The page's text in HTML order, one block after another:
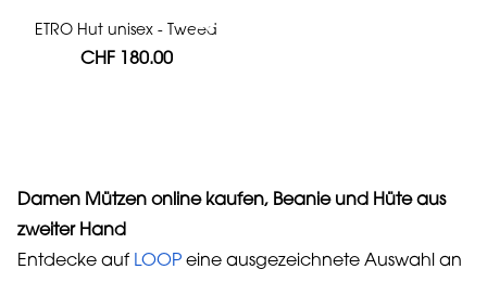
ETRO Hut unisex - Tweed
CHF 180.00
Damen Mützen online kaufen, Beanie und Hüte aus
zweiter Hand
Entdecke auf LOOP eine ausgezeichnete Auswahl an